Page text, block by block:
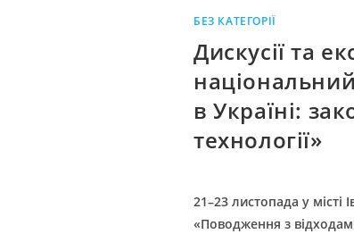
БЕЗ КАТЕГОРІЇ
Дискусії та
в Україні:
технології»
21–23 листопада у
«Поводження з